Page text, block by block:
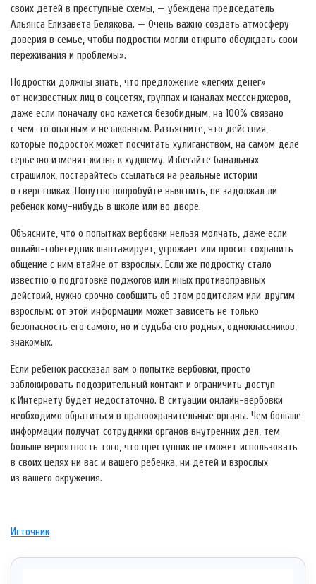
своих детей в преступные схемы, — убеждена председатель
Альянса Елизавета Белякова. — Очень важно создать атмосферу
доверия в семье, чтобы подростки могли открыто обсуждать свои
переживания и проблемы».
Подростки должны знать, что предложение «легких денег»
от неизвестных лиц в соцсетях, группах и каналах мессенджеров,
даже если поначалу оно кажется безобидным, на 100% связано
с чем-то опасным и незаконным. Разъясните, что действия,
которые подросток может посчитать хулиганством, на самом деле
серьезно изменят жизнь к худшему. Избегайте банальных
страшилок, постарайтесь ссылаться на реальные истории
о сверстниках. Попутно попробуйте выяснить, не задолжал ли
ребенок кому-нибудь в школе или во дворе.
Объясните, что о попытках вербовки нельзя молчать, даже если
онлайн-собеседник шантажирует, угрожает или просит сохранить
общение с ним втайне от взрослых. Если же подростку стало
известно о подготовке поджогов или иных противоправных
действий, нужно срочно сообщить об этом родителям или другим
взрослым: от этой информации может зависеть не только
безопасность его самого, но и судьба его родных, одноклассников,
знакомых.
Если ребенок рассказал вам о попытке вербовки, просто
заблокировать подозрительный контакт и ограничить доступ
к Интернету будет недостаточно. В ситуации онлайн-вербовки
необходимо обратиться в правоохранительные органы. Чем больше
информации получат сотрудники органов внутренних дел, тем
больше вероятность того, что преступник не сможет использовать
в своих целях ни вас и вашего ребенка, ни детей и взрослых
из вашего окружения.
Источник